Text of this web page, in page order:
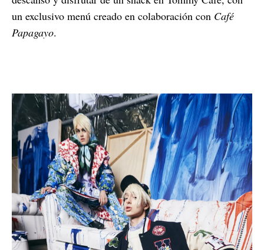
un exclusivo menú creado en colaboración con Café
Papagayo.